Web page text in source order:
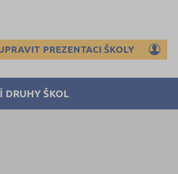
PREZENTACI ŠKOLY
DRUHY ŠKOL